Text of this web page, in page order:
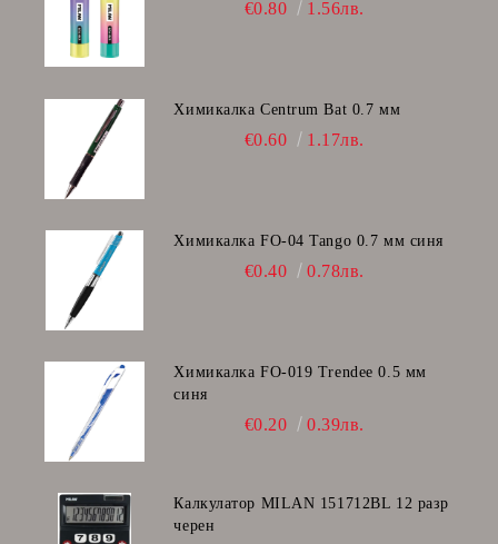
€0.80 1.56лв.
Химикалка Centrum Bat 0.7 мм
€0.60 1.17лв.
Химикалка FO-04 Tango 0.7 мм синя
€0.40 0.78лв.
Химикалка FO-019 Trendee 0.5 мм
синя
€0.20 0.39лв.
Калкулатор MILAN 151712BL 12 разр
черен